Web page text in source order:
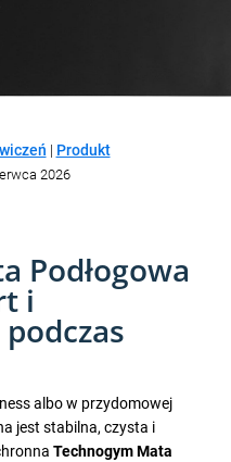
| Produkt
2026
Podłogowa
i
albo w przydomowej
jest stabilna, czysta i
Technogym Mata